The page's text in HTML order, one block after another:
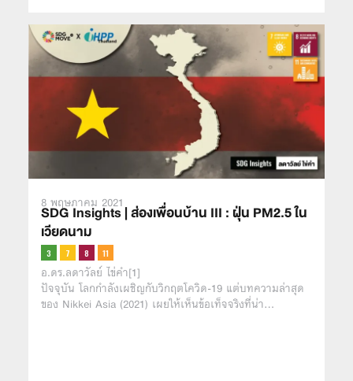
8 พฤษภาคม 2021
SDG Insights | ส่องเพื่อนบ้าน III : ฝุ่น PM2.5 ใน
เวียดนาม
อ.ดร.ลดาวัลย์ ไข่คำ[1]
ปัจจุบัน โลกกำลังเผชิญกับวิกฤตโควิด-19 แต่บทความล่าสุด
ของ Nikkei Asia (2021) เผยให้เห็นข้อเท็จจริงที่น่า…